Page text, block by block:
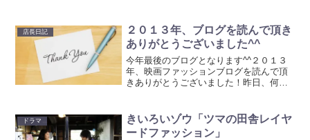
配しているLA。その大元であるミッキ
ー・コーエンを潰すため...
店長日記
２０１３年、ブログを読んで頂き
ありがとうございました^^
今年最後のブログとなります^^２０１３
年、映画ファッションブログを読んで頂
きありがとうございました！昨日、何か
含めてのベスト５を発表したいと思いま
す！１位：「小さな恋の...
ドラマ
きいろいゾウ「ツマの田舎レイヤ
ードファッション」